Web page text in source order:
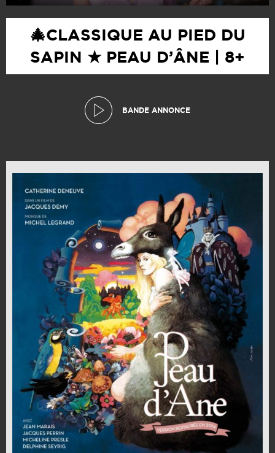
🎄CLASSIQUE AU PIED DU
SAPIN ★ PEAU D’ÂNE | 8+
BANDE ANNONCE